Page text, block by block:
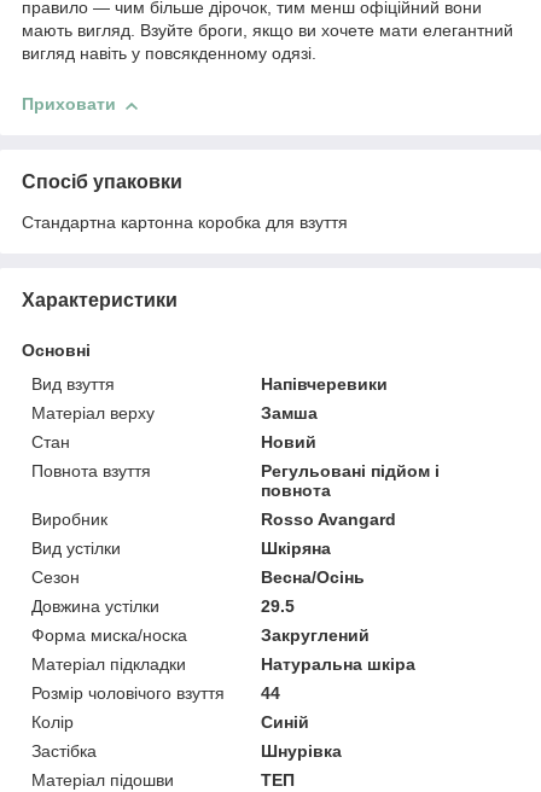
правило — чим більше дірочок, тим менш офіційний вони
мають вигляд. Взуйте броги, якщо ви хочете мати елегантний
вигляд навіть у повсякденному одязі.
Приховати
Спосіб упаковки
Стандартна картонна коробка для взуття
Характеристики
Основні
Вид взуття
Напівчеревики
Матеріал верху
Замша
Стан
Новий
Повнота взуття
Регульовані підйом і
повнота
Виробник
Rosso Avangard
Вид устілки
Шкіряна
Сезон
Весна/Осінь
Довжина устілки
29.5
Форма миска/носка
Закруглений
Матеріал підкладки
Натуральна шкіра
Розмір чоловічого взуття
44
Колір
Синій
Застібка
Шнурівка
Матеріал підошви
ТЕП